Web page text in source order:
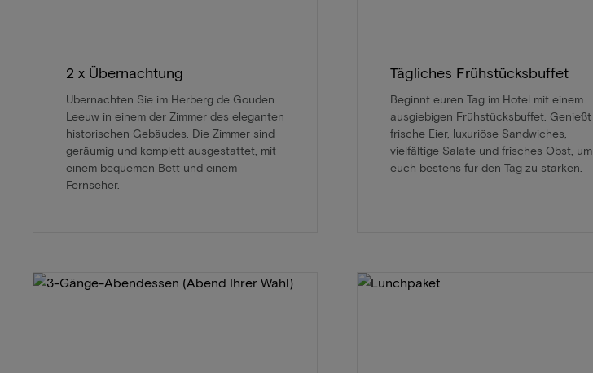
2 x Übernachtung
Übernachten Sie im Herberg de Gouden
Leeuw in einem der Zimmer des eleganten
historischen Gebäudes. Die Zimmer sind
geräumig und komplett ausgestattet, mit
einem bequemen Bett und einem
Fernseher.
Tägliches Frühstücksbuffet
Beginnt euren Tag im Hotel mit einem
ausgiebigen Frühstücksbuffet. Genießt
frische Eier, luxuriöse Sandwiches,
vielfältige Salate und frisches Obst, um
euch bestens für den Tag zu stärken.